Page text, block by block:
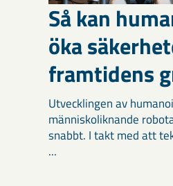
Så kan
öka
framtidens
Utvecklingen av
människoliknande
snabbt. I takt med att
...